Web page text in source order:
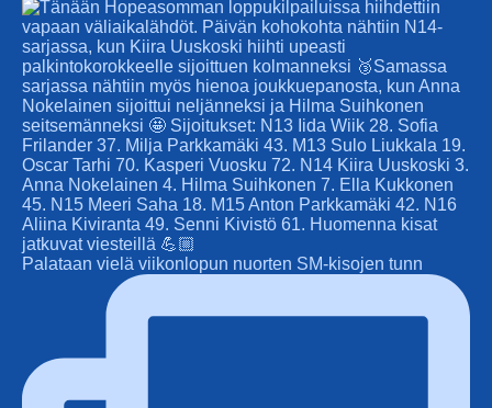
Palataan vielä viikonlopun nuorten SM-kisojen tunn